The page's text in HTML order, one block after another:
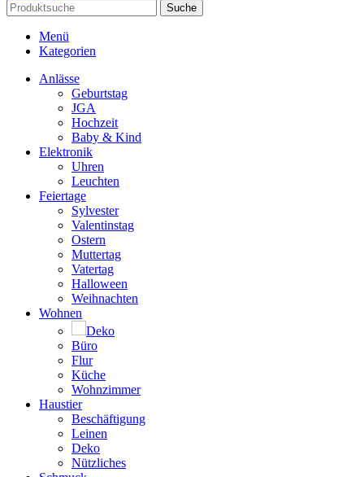
Suche
Menü
Kategorien
Anlässe
Geburtstag
JGA
Hochzeit
Baby & Kind
Elektronik
Uhren
Leuchten
Feiertage
Sylvester
Valentinstag
Ostern
Muttertag
Vatertag
Halloween
Weihnachten
Wohnen
Deko
Büro
Flur
Küche
Wohnzimmer
Haustier
Beschäftigung
Leinen
Deko
Nützliches